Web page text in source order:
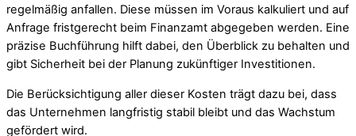
regelmäßig anfallen. Diese müssen im Voraus kalkuliert und auf
Anfrage fristgerecht beim Finanzamt abgegeben werden. Eine
präzise Buchführung hilft dabei, den Überblick zu behalten und
gibt Sicherheit bei der Planung zukünftiger Investitionen.
Die Berücksichtigung aller dieser Kosten trägt dazu bei, dass
das Unternehmen langfristig stabil bleibt und das Wachstum
gefördert wird.